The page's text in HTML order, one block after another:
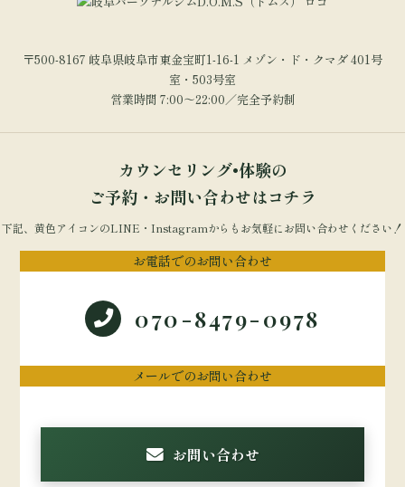
〒500-8167 岐阜県岐阜市東金宝町1-16-1 メゾン・ド・クマダ 401号
室・503号室
営業時間 7:00～22:00／完全予約制
カウンセリング•体験の
ご予約・お問い合わせはコチラ
下記、黄色アイコンのLINE・Instagramからもお気軽にお問い合わせください！
お電話でのお問い合わせ
070-8479-0978
メールでのお問い合わせ
お問い合わせ